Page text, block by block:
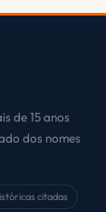
de 15 anos
dos nomes
citadas